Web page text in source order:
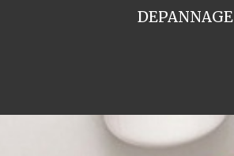
DEPANNAGE